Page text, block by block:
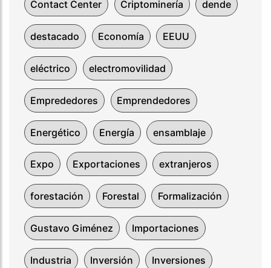
Contact Center Criptominería dende
destacado Economía EEUU
eléctrico electromovilidad
Emprededores Emprendedores
Energético Energía ensamblaje
Expo Exportaciones extranjeros
forestación Forestal Formalización
Gustavo Giménez Importaciones
Industria Inversión Inversiones